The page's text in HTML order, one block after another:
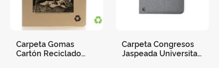
Carpeta Gomas
Cartón Reciclado
Carpeta Congresos
Jaspeada Universitat